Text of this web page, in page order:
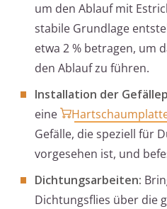
um den Ablauf mit
stabile Grundlage
etwa 2 % betragen, um
den Ablauf zu führen.
Installation der
eine
Gefälle, die speziell für
vorgesehen ist, und
Dichtungsarbeiten:
Dichtungsflies über die